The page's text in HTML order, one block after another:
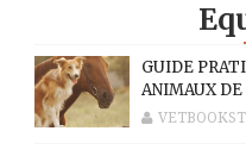
GUIDE
ANIMAUX